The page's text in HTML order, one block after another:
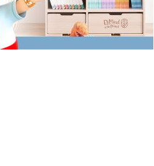
意施
樣的暑假
校）｜女教師奪行政長官卓越教學獎 肯
應急活動 大玩攤位遊戲+綜合表演
食安中心教路自製冷藏蔬菜做1步驟更
讓孩子經歷不一樣的暑假